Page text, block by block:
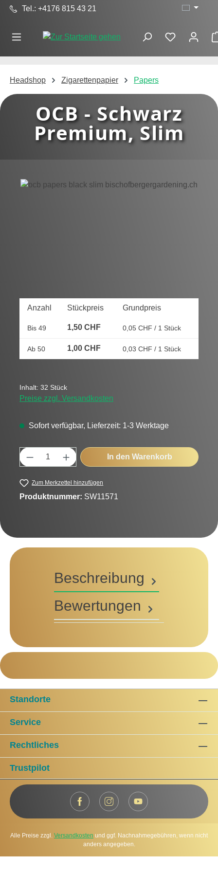
Zum Hauptinhalt springen
Tel.: +4176 815 43 21
Headshop Zigarettenpapier Papers
OCB - Schwarz
Premium, Slim
Bildergalerie überspringen
Anzahl Stückpreis Grundpreis
Bis 49 1,50 CHF 0,05 CHF / 1 Stück
Ab 50 1,00 CHF 0,03 CHF / 1 Stück
Inhalt: 32 Stück
Preise zzgl. Versandkosten
Sofort verfügbar, Lieferzeit: 1-3 Werktage
Produkt Anzahl: Gib den gewünschten
In den Warenkorb
Zum Merkzettel hinzufügen
Produktnummer: SW11571
Beschreibung
Bewertungen
Standorte
Service
Rechtliches
Trustpilot
Alle Preise zzgl. Versandkosten und ggf. Nachnahmegebühren, wenn nicht
anders angegeben.